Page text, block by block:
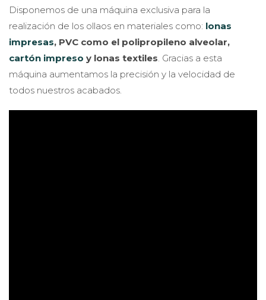
Disponemos de una máquina exclusiva para la
realización de los ollaos en materiales como: lonas
impresas, PVC como el polipropileno alveolar,
cartón impreso y lonas textiles . Gracias a esta
máquina aumentamos la precisión y la velocidad de
todos nuestros acabados.